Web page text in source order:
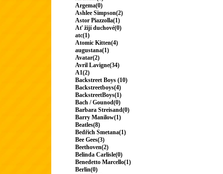
Argema(0)
Ashlee Simpson(2)
Astor Piazzolla(1)
Ať žijí duchové(0)
atc(1)
Atomic Kitten(4)
augustana(1)
Avatar(2)
Avril Lavigne(34)
A1(2)
Backstreet Boys (10)
Backstreetboys(4)
BackstreetBoys(1)
Bach / Gounod(0)
Barbara Streisand(0)
Barry Manilow(1)
Beatles(8)
Bedřich Smetana(1)
Bee Gees(3)
Beethoven(2)
Belinda Carlisle(0)
Benedetto Marcello(1)
Berlin(0)